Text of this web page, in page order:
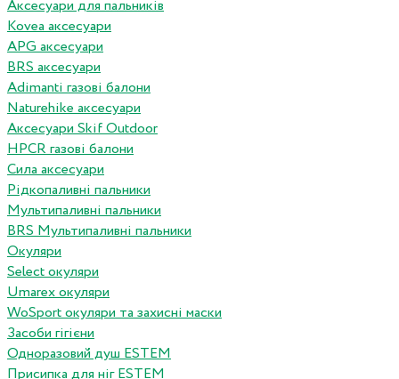
Аксесуари для пальників
Kovea аксесуари
APG аксесуари
BRS аксесуари
Adimanti газові балони
Naturehike аксесуари
Аксесуари Skif Outdoor
HPCR газові балони
Сила аксесуари
Рідкопаливні пальники
Мультипаливні пальники
BRS Мультипаливні пальники
Окуляри
Select окуляри
Umarex окуляри
WoSport окуляри та захисні маски
Засоби гігієни
Одноразовий душ ESTEM
Присипка для ніг ESTEM